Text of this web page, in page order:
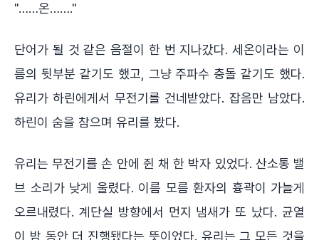
"……온……."
단어가 될 것 같은 음절이 한 번 지나갔다. 세온이라는 이
름의 뒷부분 같기도 했고, 그냥 주파수 충돌 같기도 했다.
유리가 하린에게서 무전기를 건네받았다. 잡음만 남았다.
하린이 숨을 참으며 유리를 봤다.
유리는 무전기를 손 안에 쥔 채 한 박자 있었다. 산소통 밸
브 소리가 낮게 울렸다. 이름 모름 환자의 흉곽이 가늘게
오르내렸다. 계단실 방향에서 먼지 냄새가 또 났다. 균열
이 밤 동안 더 진행됐다는 뜻이었다. 유리는 그 모든 것을